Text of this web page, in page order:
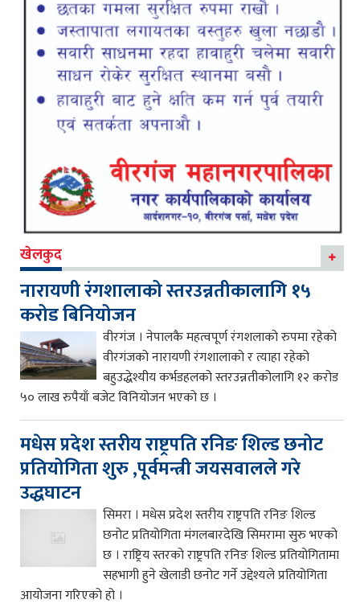
खेलकुद
नारायणी रंगशालाको स्तरउन्नतीकालागि १५
करोड बिनियोजन
वीरगंज । नेपालकै महत्वपूर्ण रंगशलाको रुपमा रहेको
वीरगंजको नारायणी रंगशालाको र त्याहा रहेको
बहुउद्धेश्यीय कर्भडहलको स्तरउन्नतीकोलागि १२ करोड
५० लाख रुपैयाँ बजेट विनियोजन भएको छ ।
मधेस प्रदेश स्तरीय राष्ट्रपति रनिङ शिल्ड छनोट
प्रतियोगिता शुरु ,पूर्वमन्त्री जयसवालले गरे
उद्धघाटन
सिमरा । मधेस प्रदेश स्तरीय राष्ट्रपति रनिङ शिल्ड
छनोट प्रतियोगिता मंगलबारदेखि सिमरामा सुरु भएको
छ । राष्ट्रिय स्तरको राष्ट्रपति रनिङ शिल्ड प्रतियोगितामा
सहभागी हुने खेलाडी छनोट गर्ने उद्देश्यले प्रतियोगिता
आयोजना गरिएको हो ।